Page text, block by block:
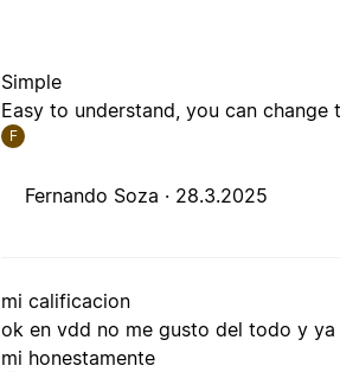
Simple
Easy to understand, you can
F
Fernando Soza · 28.3.2025
mi calificacion
ok en vdd no me gusto del todo y
mi honestamente